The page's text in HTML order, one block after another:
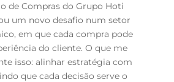
de Compras do Grupo Hoti
um novo desafio num setor
em que cada compra pode
do cliente. O que me
isso: alinhar estratégia com
que cada decisão serve o